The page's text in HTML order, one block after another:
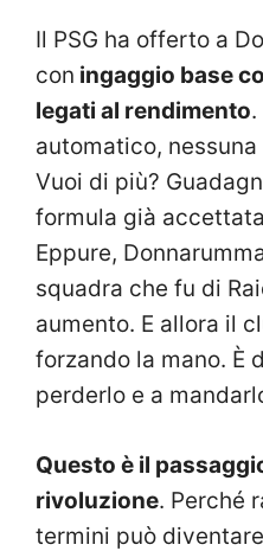
Il PSG ha offerto a
con ingaggio base
legati al rendimento
automatico,
Vuoi di più?
formula già
Eppure,
squadra che fu di
aumento. E allora il
forzando la mano. È
perderlo e a
Questo è il
rivoluzione. Perché
termini può